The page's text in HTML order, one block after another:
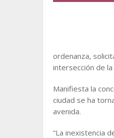
ordenanza,
intersección de la
Manifiesta la
ciudad se ha
avenida.
“La inexistencia